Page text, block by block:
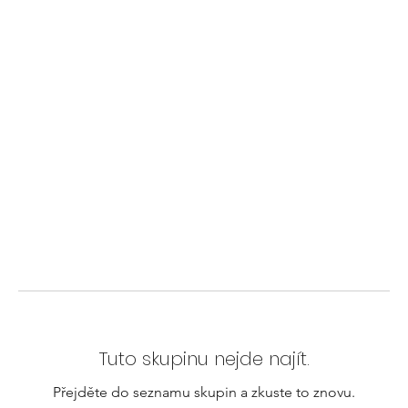
Tuto skupinu nejde najít.
Přejděte do seznamu skupin a zkuste to znovu.